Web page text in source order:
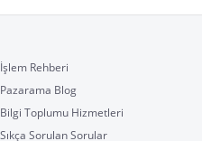
İşlem Rehberi
Pazarama Blog
Bilgi Toplumu Hizmetleri
Sıkça Sorulan Sorular